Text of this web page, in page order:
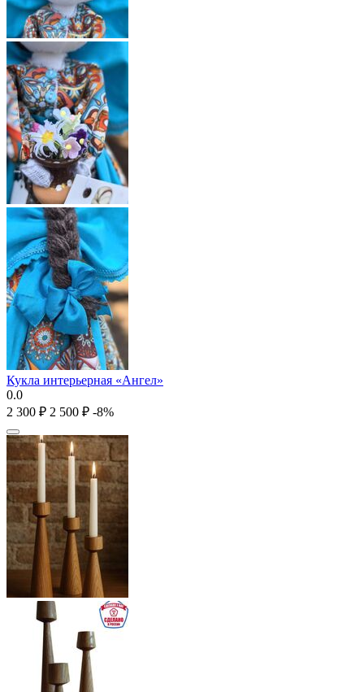
Кукла интерьерная «Ангел»
0.0
2 300 ₽ 2 500 ₽ -8%